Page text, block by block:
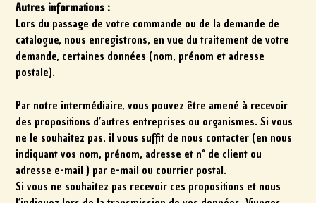
Autres informations :
Lors du passage de votre commande ou de la demande de
catalogue, nous enregistrons, en vue du traitement de votre
demande, certaines données (nom, prénom et adresse
postale).
Par notre intermédiaire, vous pouvez être amené à recevoir
des propositions d’autres entreprises ou organismes. Si vous
ne le souhaitez pas, il vous suffit de nous contacter (en nous
indiquant vos nom, prénom, adresse et n° de client ou
adresse e-mail ) par e-mail ou courrier postal.
Si vous ne souhaitez pas recevoir ces propositions et nous